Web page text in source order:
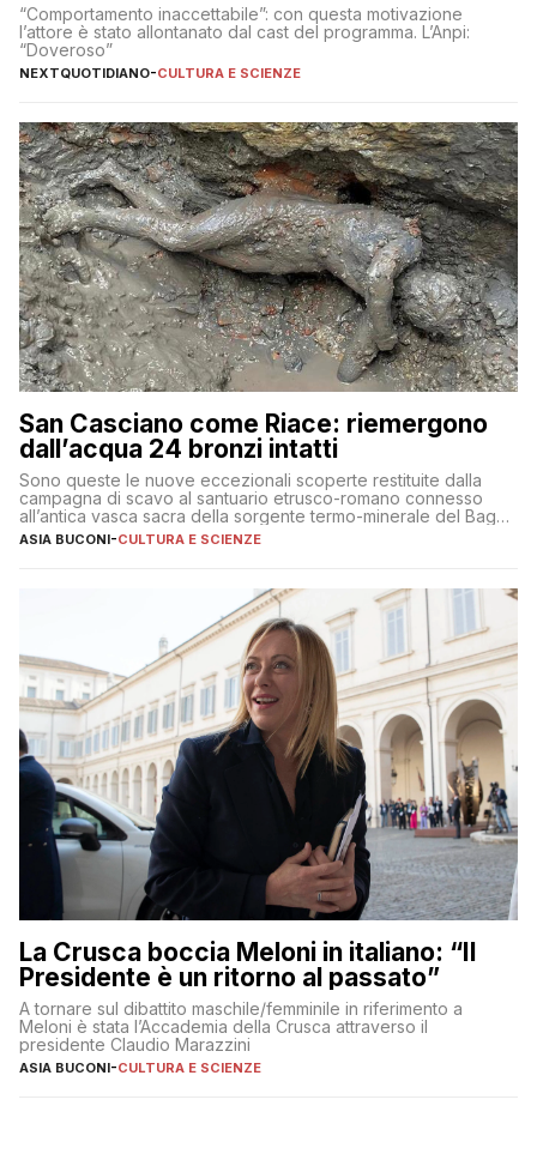
“Comportamento inaccettabile”: con questa motivazione
l’attore è stato allontanato dal cast del programma. L’Anpi:
“Doveroso”
NEXTQUOTIDIANO-CULTURA E SCIENZE
San Casciano come Riace: riemergono
dall’acqua 24 bronzi intatti
Sono queste le nuove eccezionali scoperte restituite dalla
campagna di scavo al santuario etrusco-romano connesso
all’antica vasca sacra della sorgente termo-minerale del Bagno
Grande
ASIA BUCONI-CULTURA E SCIENZE
La Crusca boccia Meloni in italiano: “Il
Presidente è un ritorno al passato”
A tornare sul dibattito maschile/femminile in riferimento a
Meloni è stata l’Accademia della Crusca attraverso il
presidente Claudio Marazzini
ASIA BUCONI-CULTURA E SCIENZE